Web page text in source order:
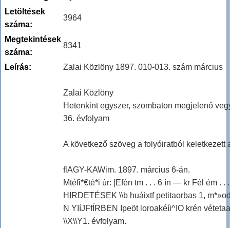
Letöltések
száma:
3964
Megtekintések
száma:
8341
Leírás: Zalai Közlöny 1897. 010-013. szám március
Zalai Közlöny
Hetenkint egyszer, szombaton megjelenő
36. évfolyam
A következő szöveg a folyóiratból
flAGY-KAWim. 1897. március 6-án.
Mtéfi*€té*i úr: |Efén tm . . . 6 ín — kr Fél ém . .
HIRDETÉSEK \\b huáixtf petitaorbas 1,
N YIíJFfÍRBEN Ipeöt loroakéíi^IO krén
\\X\\Y1. évfolyam.